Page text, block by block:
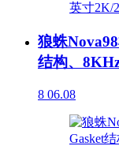
狼蛛
结构、
8 06.08